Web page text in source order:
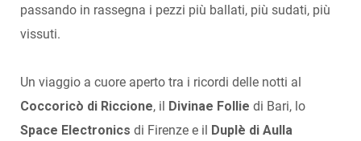
passando in rassegna i pezzi più ballati, più sudati, più
vissuti.
Un viaggio a cuore aperto tra i ricordi delle notti al
Coccoricò di Riccione, il Divinae Follie di Bari, lo
Space Electronics di Firenze e il Duplè di Aulla